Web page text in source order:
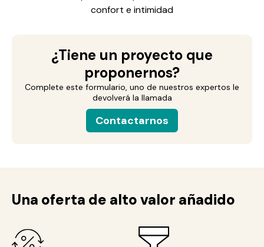
confort e intimidad
¿Tiene un proyecto que
proponernos?
Complete este formulario, uno de nuestros expertos le
devolverá la llamada
Contactarnos
Una oferta de alto valor añadido